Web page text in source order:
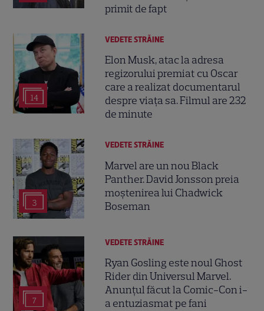
primit de fapt
14
VEDETE STRĂINE
Elon Musk, atac la adresa
regizorului premiat cu Oscar
care a realizat documentarul
despre viața sa. Filmul are 232
de minute
3
VEDETE STRĂINE
Marvel are un nou Black
Panther. David Jonsson preia
moștenirea lui Chadwick
Boseman
7
VEDETE STRĂINE
Ryan Gosling este noul Ghost
Rider din Universul Marvel.
Anunțul făcut la Comic-Con i-
a entuziasmat pe fani